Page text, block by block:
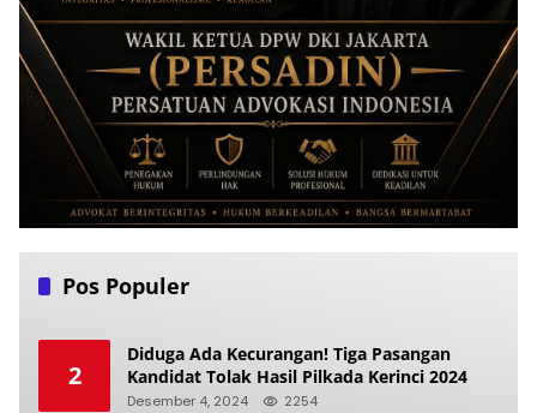
Pos Populer
2
Diduga Ada Kecurangan! Tiga Pasangan
Kandidat Tolak Hasil Pilkada Kerinci 2024
Desember 4, 2024 2254